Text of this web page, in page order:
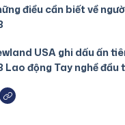
điều cần biết về
USA ghi dấu ấn
Lao động Tay nghề